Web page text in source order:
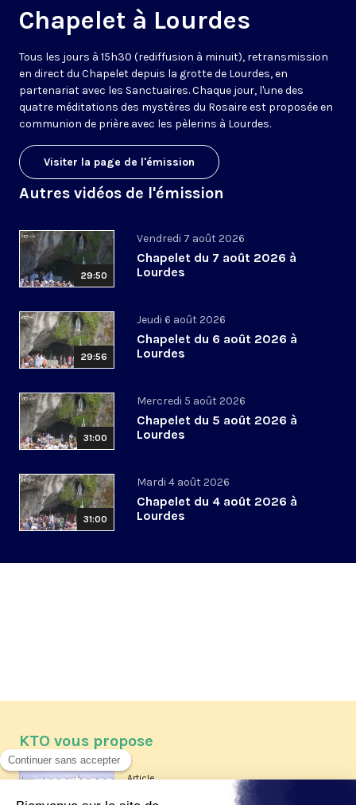
Chapelet à Lourdes
Tous les jours à 15h30 (rediffusion à minuit), retransmission
en direct du Chapelet depuis la grotte de Lourdes, en
partenariat avec les Sanctuaires. Chaque jour, l'une des
quatre méditations des mystères du Rosaire est proposée en
communion de prière avec les pèlerins à Lourdes.
Visiter la page de l'émission
Autres vidéos de l'émission
29:50
Vendredi 7 août 2026
Chapelet du 7 août 2026 à
Lourdes
29:56
Jeudi 6 août 2026
Chapelet du 6 août 2026 à
Lourdes
31:00
Mercredi 5 août 2026
Chapelet du 5 août 2026 à
Lourdes
31:00
Mardi 4 août 2026
Chapelet du 4 août 2026 à
Lourdes
KTO vous propose
Article
Les reportages d'été 2026 de KTO